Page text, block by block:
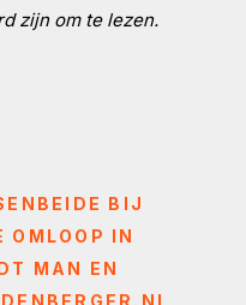
zijn om te lezen.
BIJ
OMLOOP IN
MAN EN